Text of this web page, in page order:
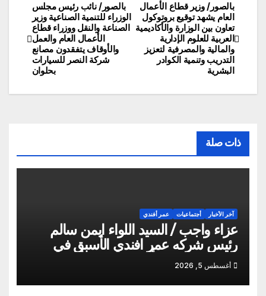
تصفّح
المقالات
بالصور/ نائب رئيس مجلس
الوزراء للتنمية الصناعية وزير
الصناعة والنقل ووزراء قطاع
الأعمال العام والعمل
والأوقاف يتفقدون مصانع
شركة النصر للسيارات
بحلوان
بالصور/ وزير قطاع الأعمال
العام يشهد توقيع بروتوكول
تعاون بين الوزارة والأكاديمية
العربية للعلوم الإدارية
والمالية والمصرفية لتعزيز
التدريب وتنمية الكوادر
البشرية
ذات صلة
آخر الأخبار أجتماعيات عمر أفندي
عزاء واجب / السيد اللواء ايمن سالم
رئيس شركه عمر افندي الأسبق في
وفاه المغفور له أخو سيادته م أيمن سالم
أغسطس 5, 2026